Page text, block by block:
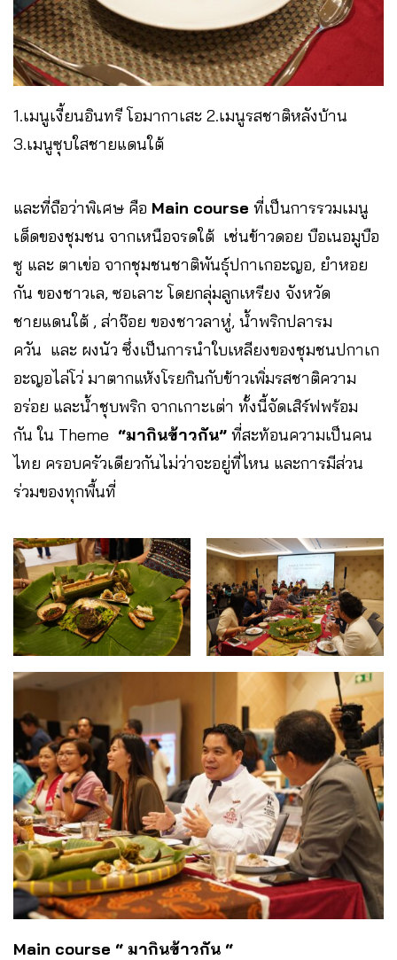
1.เมนูเงี้ยนอินทรี โอมากาเสะ 2.เมนูรสชาติหลังบ้าน
3.เมนูซุบใสชายแดนใต้
และที่ถือว่าพิเศษ คือ Main course ที่เป็นการรวมเมนู
เด็ดของชุมชน จากเหนือจรดใต้ เช่นข้าวดอย บือเนอมูบือ
ซู และ ตาเข่อ จากชุมชนชาติพันธุ์ปกาเกอะญอ, ยำหอย
กัน ของชาวเล, ซอเลาะ โดยกลุ่มลูกเหรียง จังหวัด
ชายแดนใต้ , ส่าจ๊อย ของชาวลาหู่, น้ำพริกปลารม
ควัน และ ผงนัว ซึ่งเป็นการนำใบเหลียงของชุมชนปกาเก
อะญอไล่โว่ มาตากแห้งโรยกินกับข้าวเพิ่มรสชาติความ
อร่อย และน้ำชุบพริก จากเกาะเต่า ทั้งนี้จัดเสิร์ฟพร้อม
กัน ใน Theme “มากินข้าวกัน” ที่สะท้อนความเป็นคน
ไทย ครอบครัวเดียวกันไม่ว่าจะอยู่ที่ไหน และการมีส่วน
ร่วมของทุกพื้นที่
Main course “ มากินข้าวกัน “